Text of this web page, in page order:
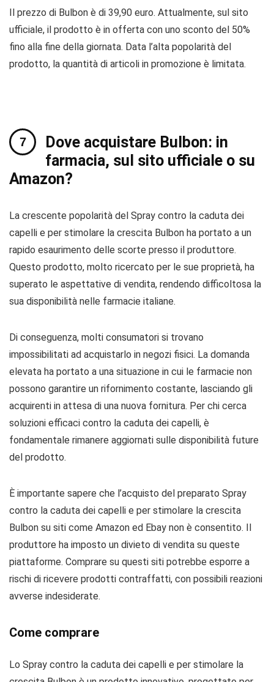
Il prezzo di Bulbon è di 39,90 euro. Attualmente, sul sito
ufficiale, il prodotto è in offerta con uno sconto del 50%
fino alla fine della giornata. Data l’alta popolarità del
prodotto, la quantità di articoli in promozione è limitata.
Dove acquistare Bulbon: in
farmacia, sul sito ufficiale o su
Amazon?
La crescente popolarità del Spray contro la caduta dei
capelli e per stimolare la crescita Bulbon ha portato a un
rapido esaurimento delle scorte presso il produttore.
Questo prodotto, molto ricercato per le sue proprietà, ha
superato le aspettative di vendita, rendendo difficoltosa la
sua disponibilità nelle farmacie italiane.
Di conseguenza, molti consumatori si trovano
impossibilitati ad acquistarlo in negozi fisici. La domanda
elevata ha portato a una situazione in cui le farmacie non
possono garantire un rifornimento costante, lasciando gli
acquirenti in attesa di una nuova fornitura. Per chi cerca
soluzioni efficaci contro la caduta dei capelli, è
fondamentale rimanere aggiornati sulle disponibilità future
del prodotto.
È importante sapere che l’acquisto del preparato Spray
contro la caduta dei capelli e per stimolare la crescita
Bulbon su siti come Amazon ed Ebay non è consentito. Il
produttore ha imposto un divieto di vendita su queste
piattaforme. Comprare su questi siti potrebbe esporre a
rischi di ricevere prodotti contraffatti, con possibili reazioni
avverse indesiderate.
Come comprare
Lo Spray contro la caduta dei capelli e per stimolare la